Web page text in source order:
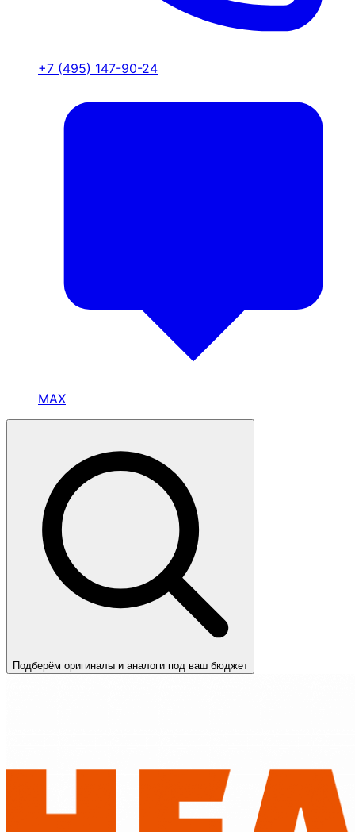
+7 (495) 147-90-24
MAX
Подберём оригиналы и аналоги под ваш бюджет